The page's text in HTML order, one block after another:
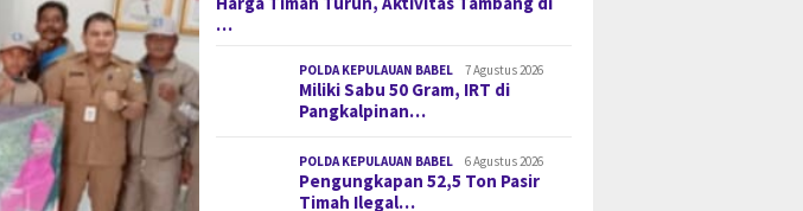
…
POLDA KEPULAUAN BABEL 7 Agustus 2026
Miliki Sabu 50 Gram, IRT di
Pangkalpinan…
POLDA KEPULAUAN BABEL 6 Agustus 2026
Pengungkapan 52,5 Ton Pasir
Timah Ilegal…